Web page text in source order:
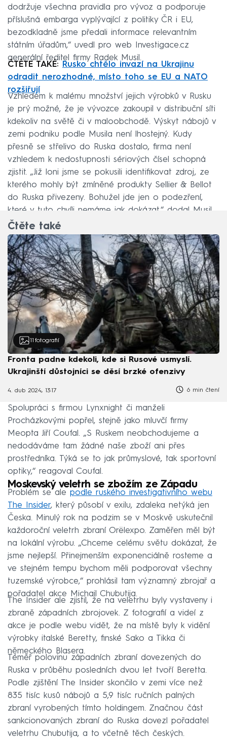
dodržuje všechna pravidla pro vývoz a podporuje
příslušná embarga vyplývající z politiky ČR i EU,
bezodkladně jsme předali informace relevantním
státním úřadům,“ uvedl pro web Investigace.cz
generální ředitel firmy Radek Musil.
ČTĚTE TAKÉ:
Rusko chtělo invazí na Ukrajinu
odradit nerozhodné, místo toho se EU a NATO
rozšiřují
Vzhledem k malému množství jejich výrobků v Rusku
je prý možné, že je vývozce zakoupil v distribuční síti
kdekoliv na světě či v maloobchodě. Výskyt nábojů v
zemi podniku podle Musila není lhostejný. Kudy
přesně se střelivo do Ruska dostalo, firma není
vzhledem k nedostupnosti sériových čísel schopná
zjistit. „Již loni jsme se pokusili identifikovat zdroj, ze
kterého mohly být zmíněné produkty Sellier & Bellot
do Ruska přivezeny. Bohužel jde jen o podezření,
které v tuto chvíli nemáme jak dokázat,“ dodal Musil.
Čtěte také
11 fotografií
Fronta padne kdekoli, kde si Rusové usmyslí.
Ukrajinští důstojníci se děsí brzké ofenzivy
4. dub 2024, 13:17 6 min čtení
Spolupráci s firmou Lynxnight či manželi
Procházkovými popřel, stejně jako mluvčí firmy
Meopta Jiří Coufal. „S Ruskem neobchodujeme a
nedodáváme tam žádné naše zboží ani přes
prostředníka. Týká se to jak průmyslové, tak sportovní
optiky,“ reagoval Coufal.
Moskevský veletrh se zbožím ze Západu
Problém se ale podle ruského investigativního webu
The Insider, který působí v exilu, zdaleka netýká jen
Česka. Minulý rok na podzim se v Moskvě uskutečnil
každoroční veletrh zbraní Orëlexpo. Zaměřen měl být
na lokální výrobu. „Chceme celému světu dokázat, že
jsme nejlepší. Přinejmenším exponenciálně rosteme a
ve stejném tempu bychom měli podporovat všechny
tuzemské výrobce,“ prohlásil tam významný zbrojař a
pořadatel akce Michail Chubutija.
The Insider ale zjistil, že na veletrhu byly vystaveny i
zbraně západních zbrojovek. Z fotografií a videí z
akce je podle webu vidět, že na místě byly k vidění
výrobky italské Beretty, finské Sako a Tikka či
německého Blasera.
Téměř polovinu západních zbraní dovezených do
Ruska v průběhu posledních dvou let tvoří Beretta.
Podle zjištění The Insider skončilo v zemi více než
835 tisíc kusů nábojů a 5,9 tisíc ručních palných
zbraní vyrobených tímto holdingem. Značnou část
sankcionovaných zbraní do Ruska dovezl pořadatel
veletrhu Chubutija, a to včetně těch českých.